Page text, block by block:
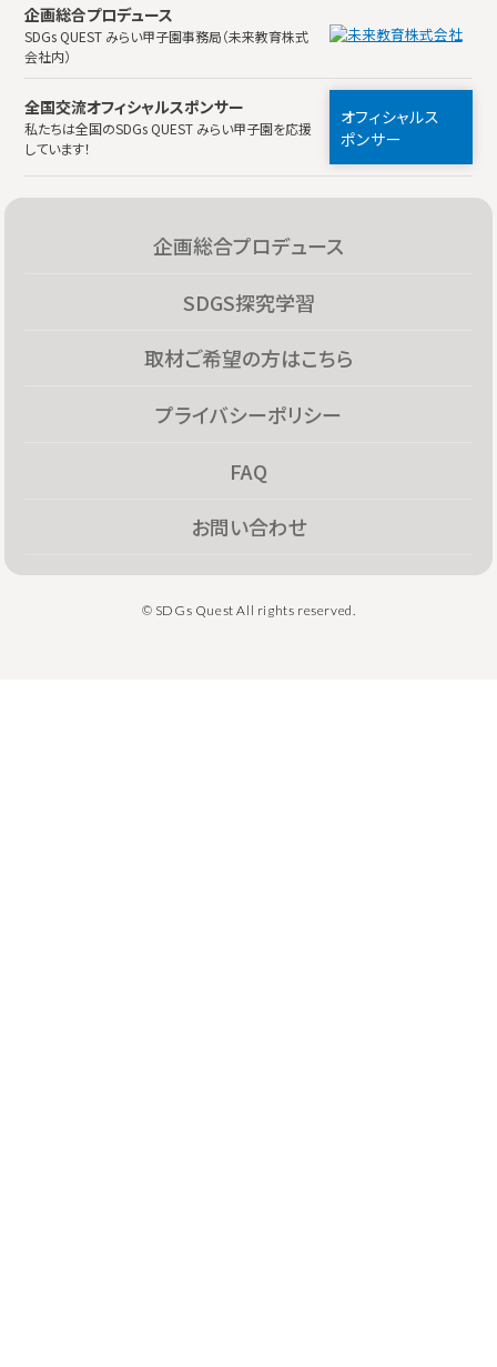
企画総合プロデュース
SDGs QUEST みらい甲子園事務局（未来教育株式
会社内）
全国交流オフィシャルスポンサー
私たちは全国のSDGs QUEST みらい甲子園を応援
しています！
オフィシャルス
ポンサー
企画総合プロデュース
SDGS探究学習
取材ご希望の方はこちら
プライバシーポリシー
FAQ
お問い合わせ
© SDGs Quest All rights reserved.